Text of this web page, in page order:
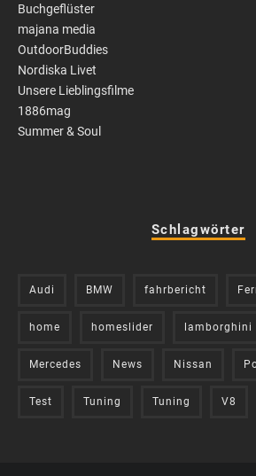
Buchgeflüster
majana media
OutdoorBuddies
Nordiska Livet
Unsere Lieblingsfilme
1886mag
Summer & Soul
Schlagwörter
Audi BMW fahrbericht
home homeslider lamborghini
Mercedes News Nissan
Test Tuning Tuning V8